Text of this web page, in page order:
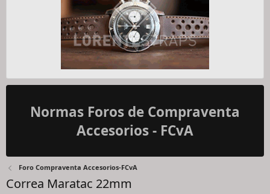
Normas Foros de Compraventa
Accesorios - FCvA
Foro Compraventa Accesorios-FCvA
Correa Maratac 22mm